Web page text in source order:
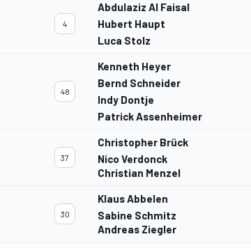
4
Abdulaziz Al Faisal
Hubert Haupt
Luca Stolz
48
Kenneth Heyer
Bernd Schneider
Indy Dontje
Patrick Assenheimer
37
Christopher Brück
Nico Verdonck
Christian Menzel
30
Klaus Abbelen
Sabine Schmitz
Andreas Ziegler